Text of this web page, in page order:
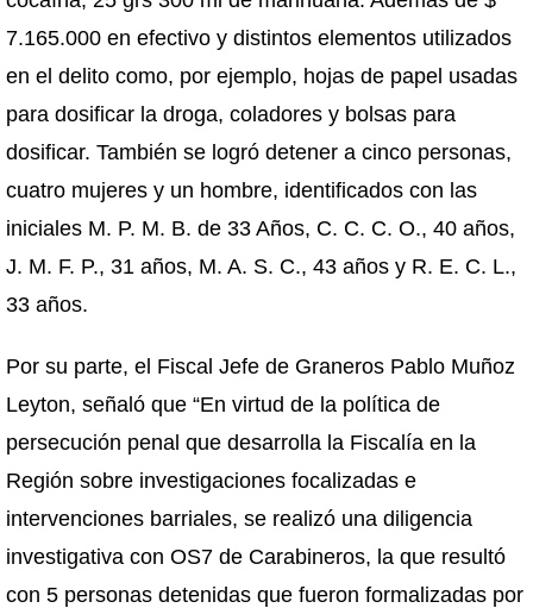
7.165.000 en efectivo y distintos elementos utilizados
en el delito como, por ejemplo, hojas de papel usadas
para dosificar la droga, coladores y bolsas para
dosificar. También se logró detener a cinco personas,
cuatro mujeres y un hombre, identificados con las
iniciales M. P. M. B. de 33 Años, C. C. C. O., 40 años,
J. M. F. P., 31 años, M. A. S. C., 43 años y R. E. C. L.,
33 años.
Por su parte, el Fiscal Jefe de Graneros Pablo Muñoz
Leyton, señaló que “En virtud de la política de
persecución penal que desarrolla la Fiscalía en la
Región sobre investigaciones focalizadas e
intervenciones barriales, se realizó una diligencia
investigativa con OS7 de Carabineros, la que resultó
con 5 personas detenidas que fueron formalizadas por